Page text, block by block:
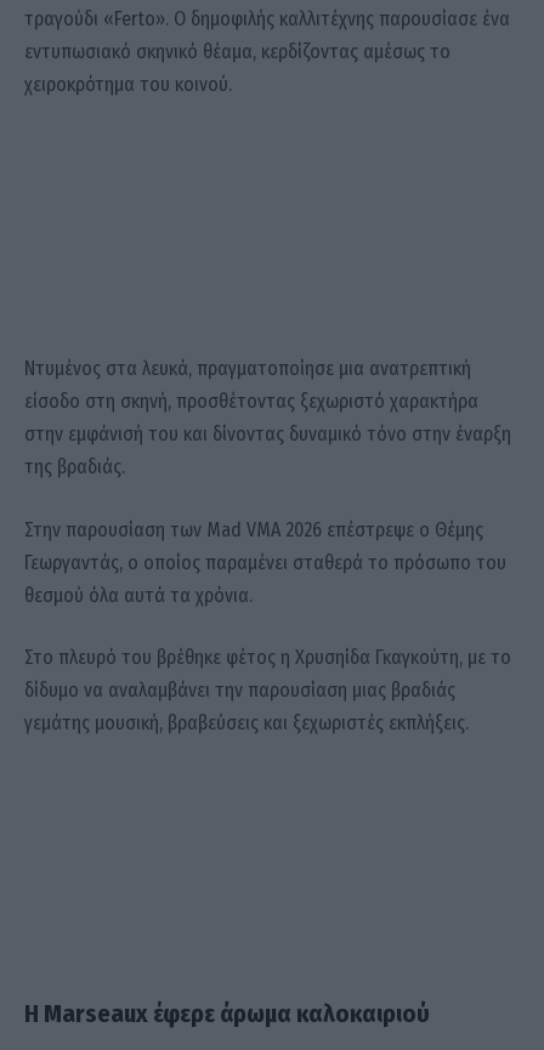
τραγούδι «Ferto». Ο δημοφιλής καλλιτέχνης παρουσίασε ένα
εντυπωσιακό σκηνικό θέαμα, κερδίζοντας αμέσως το
χειροκρότημα του κοινού.
Ντυμένος στα λευκά, πραγματοποίησε μια ανατρεπτική
είσοδο στη σκηνή, προσθέτοντας ξεχωριστό χαρακτήρα
στην εμφάνισή του και δίνοντας δυναμικό τόνο στην έναρξη
της βραδιάς.
Στην παρουσίαση των Mad VMA 2026 επέστρεψε ο Θέμης
Γεωργαντάς, ο οποίος παραμένει σταθερά το πρόσωπο του
θεσμού όλα αυτά τα χρόνια.
Στο πλευρό του βρέθηκε φέτος η Χρυσηίδα Γκαγκούτη, με το
δίδυμο να αναλαμβάνει την παρουσίαση μιας βραδιάς
γεμάτης μουσική, βραβεύσεις και ξεχωριστές εκπλήξεις.
Η Marseaux έφερε άρωμα καλοκαιριού